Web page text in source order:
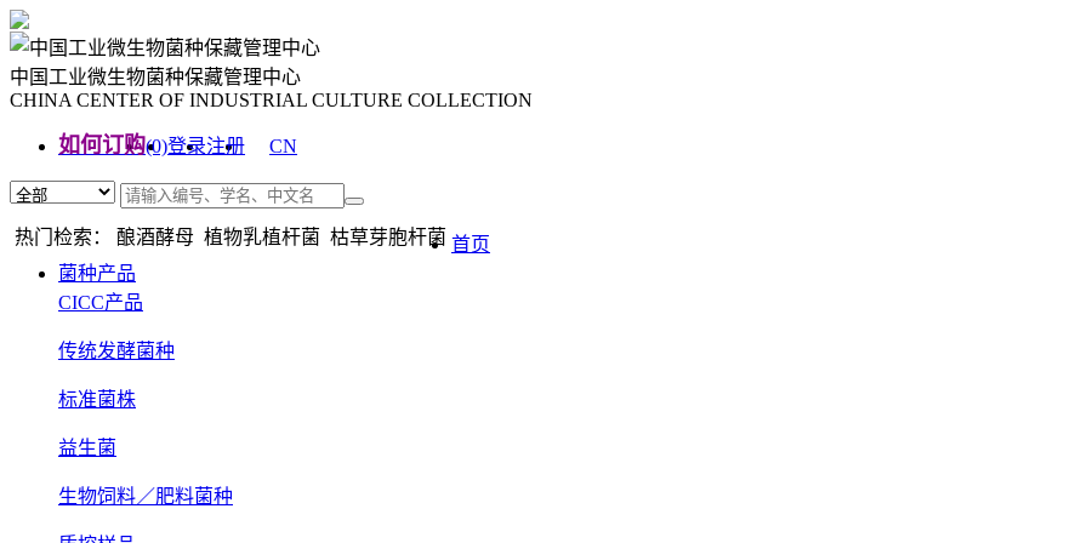
中国工业微生物菌种保藏管理中心
CHINA CENTER OF INDUSTRIAL CULTURE COLLECTION
如何订购(0)登录注册
CN
热门检索： 酿酒酵母 植物乳植杆菌 枯草芽胞杆菌 首页
菌种产品
CICC产品
传统发酵菌种
标准菌株
益生菌
生物饲料／肥料菌种